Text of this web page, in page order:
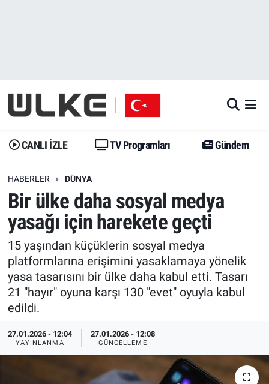
CANLI İZLE TV Programları Gündem
HABERLER DÜNYA
Bir ülke daha sosyal medya
yasağı için harekete geçti
15 yaşından küçüklerin sosyal medya
platformlarına erişimini yasaklamaya yönelik
yasa tasarısını bir ülke daha kabul etti. Tasarı
21 "hayır" oyuna karşı 130 "evet" oyuyla kabul
edildi.
27.01.2026 - 12:04
YAYINLANMA
27.01.2026 - 12:08
GÜNCELLEME
Gündem
Dünya
Erişim Bilgileri
Ekonomi
Trend
Özel Haberler
Gündem
Trend
Erişim Bilgileri
Spor
Ekonomi
Dünya
İstanbul Namaz Vakitleri
Trafik Durumu
Erişim Bilgileri
Tüm Manşetler
Son Dakika Haberleri
Haber Arşivi